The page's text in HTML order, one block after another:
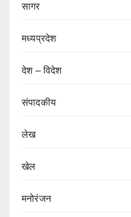
सागर
मध्यप्रदेश
देश – विदेश
संपादकीय
लेख
खेल
मनोरंजन